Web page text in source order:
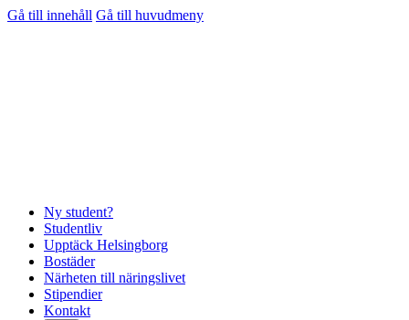
Gå till innehåll Gå till huvudmeny
Ny student?
Studentliv
Upptäck Helsingborg
Bostäder
Närheten till näringslivet
Stipendier
Kontakt